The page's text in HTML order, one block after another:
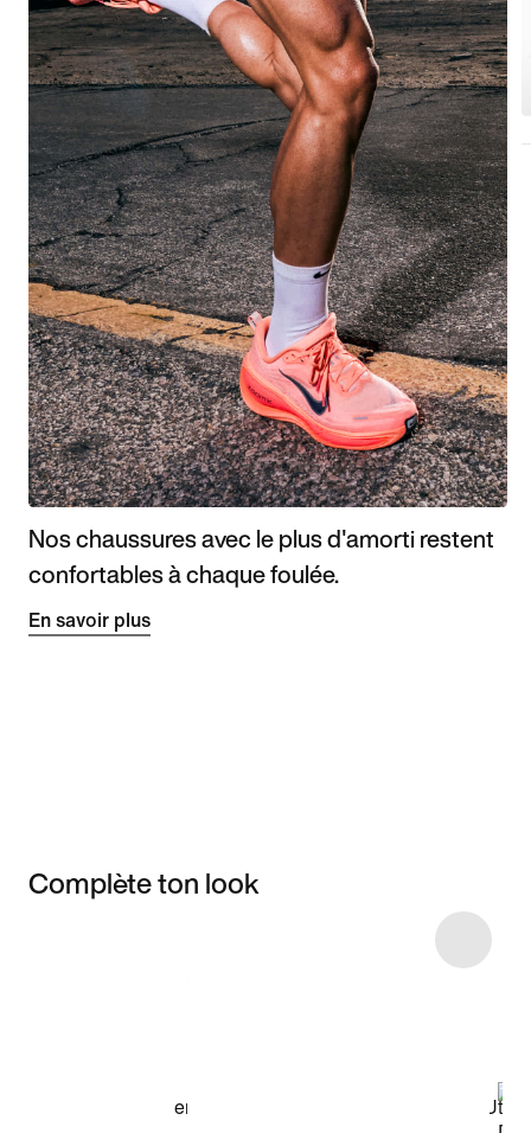
Nos chaussures avec le plus d'amorti restent
confortables à chaque foulée.
En savoir plus
Complète ton look